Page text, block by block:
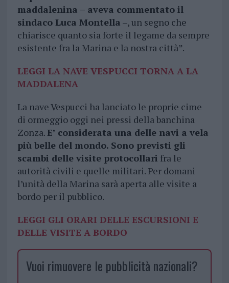
maddalenina – aveva commentato il
sindaco Luca Montella –, un segno che
chiarisce quanto sia forte il legame da sempre
esistente fra la Marina e la nostra città”.
LEGGI LA NAVE VESPUCCI TORNA A LA
MADDALENA
La nave Vespucci ha lanciato le proprie cime
di ormeggio oggi nei pressi della banchina
Zonza. E’ considerata una delle navi a vela
più belle del mondo. Sono previsti gli
scambi delle visite protocollari fra le
autorità civili e quelle militari. Per domani
l’unità della Marina sarà aperta alle visite a
bordo per il pubblico.
LEGGI GLI ORARI DELLE ESCURSIONI E
DELLE VISITE A BORDO
Vuoi rimuovere le pubblicità nazionali?